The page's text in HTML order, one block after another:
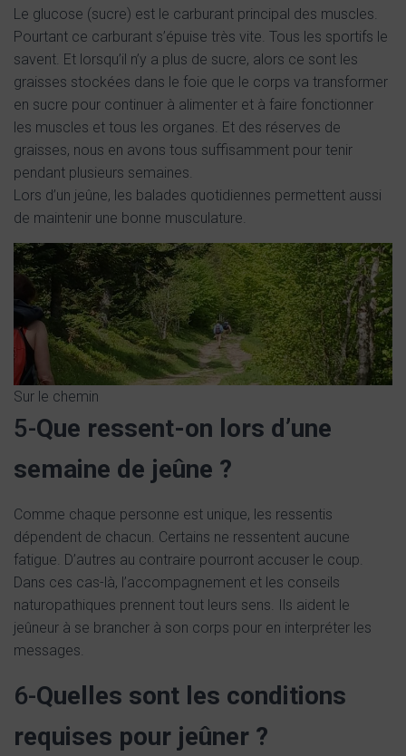
Le glucose (sucre) est le carburant principal des muscles.
Pourtant ce carburant s’épuise très vite. Tous les sportifs le
savent. Et lorsqu’il n’y a plus de sucre, alors ce sont les
graisses stockées dans le foie que le corps va transformer
en sucre pour continuer à alimenter et à faire fonctionner
les muscles et tous les organes. Et des réserves de
graisses, nous en avons tous suffisamment pour tenir
pendant plusieurs semaines.
Lors d’un jeûne, les balades quotidiennes permettent aussi
de maintenir une bonne musculature.
Sur le chemin
5-Que ressent-on lors d’une
semaine de jeûne ?
Comme chaque personne est unique, les ressentis
dépendent de chacun. Certains ne ressentent aucune
fatigue. D’autres au contraire pourront accuser le coup.
Dans ces cas-là, l’accompagnement et les conseils
naturopathiques prennent tout leurs sens. Ils aident le
jeûneur à se brancher à son corps pour en interpréter les
messages.
6-Quelles sont les conditions
requises pour jeûner ?